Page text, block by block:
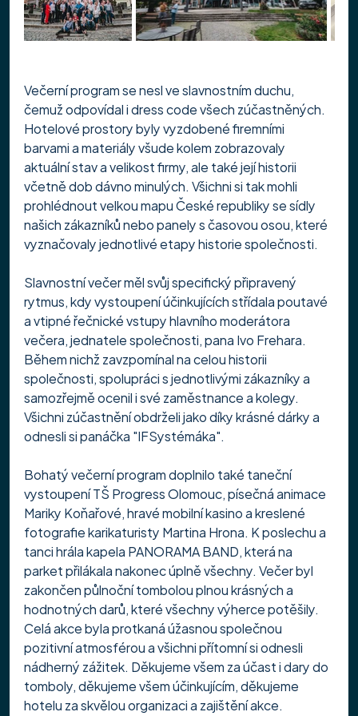
Večerní program se nesl ve slavnostním duchu,
čemuž odpovídal i dress code všech zúčastněných.
Hotelové prostory byly vyzdobené firemními
barvami a materiály všude kolem zobrazovaly
aktuální stav a velikost firmy, ale také její historii
včetně dob dávno minulých. Všichni si tak mohli
prohlédnout velkou mapu České republiky se sídly
našich zákazníků nebo panely s časovou osou, které
vyznačovaly jednotlivé etapy historie společnosti.
Slavnostní večer měl svůj specifický připravený
rytmus, kdy vystoupení účinkujících střídala poutavé
a vtipné řečnické vstupy hlavního moderátora
večera, jednatele společnosti, pana Ivo Frehara.
Během nichž zavzpomínal na celou historii
společnosti, spolupráci s jednotlivými zákazníky a
samozřejmě ocenil i své zaměstnance a kolegy.
Všichni zúčastnění obdrželi jako díky krásné dárky a
odnesli si panáčka "IFSystémáka".
Bohatý večerní program doplnilo také taneční
vystoupení TŠ Progress Olomouc, písečná animace
Mariky Koňařové, hravé mobilní kasino a kreslené
fotografie karikaturisty Martina Hrona. K poslechu a
tanci hrála kapela PANORAMA BAND, která na
parket přilákala nakonec úplně všechny. Večer byl
zakončen půlnoční tombolou plnou krásných a
hodnotných darů, které všechny výherce potěšily.
Celá akce byla protkaná úžasnou společnou
pozitivní atmosférou a všichni přítomní si odnesli
nádherný zážitek. Děkujeme všem za účast i dary do
tomboly, děkujeme všem účinkujícím, děkujeme
hotelu za skvělou organizaci a zajištění akce.